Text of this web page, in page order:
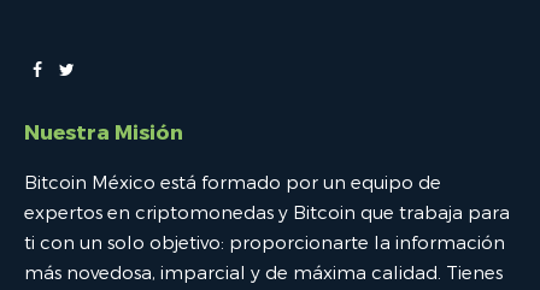
Nuestra Misión
Bitcoin México está formado por un equipo de
expertos en criptomonedas y Bitcoin que trabaja para
ti con un solo objetivo: proporcionarte la información
más novedosa, imparcial y de máxima calidad. Tienes